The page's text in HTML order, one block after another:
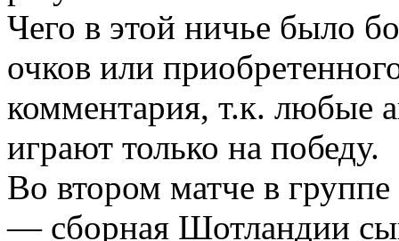
Чего в этой ничье было
очков или
комментария, т.к. любые
играют только на победу.
Во втором матче в
— сборная Шотландии